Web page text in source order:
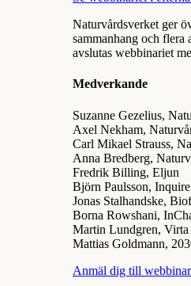
Naturvårdsverket ger
sammanhang och flera
avslutas webbinariet
Medverkande
Suzanne Gezelius,
Axel Nekham,
Carl Mikael Strauss,
Anna Bredberg,
Fredrik Billing, Eljun
Björn Paulsson, Inquire
Jonas Stalhandske,
Borna Rowshani,
Martin Lundgren, Virta
Mattias Goldmann,
Anmäl dig till